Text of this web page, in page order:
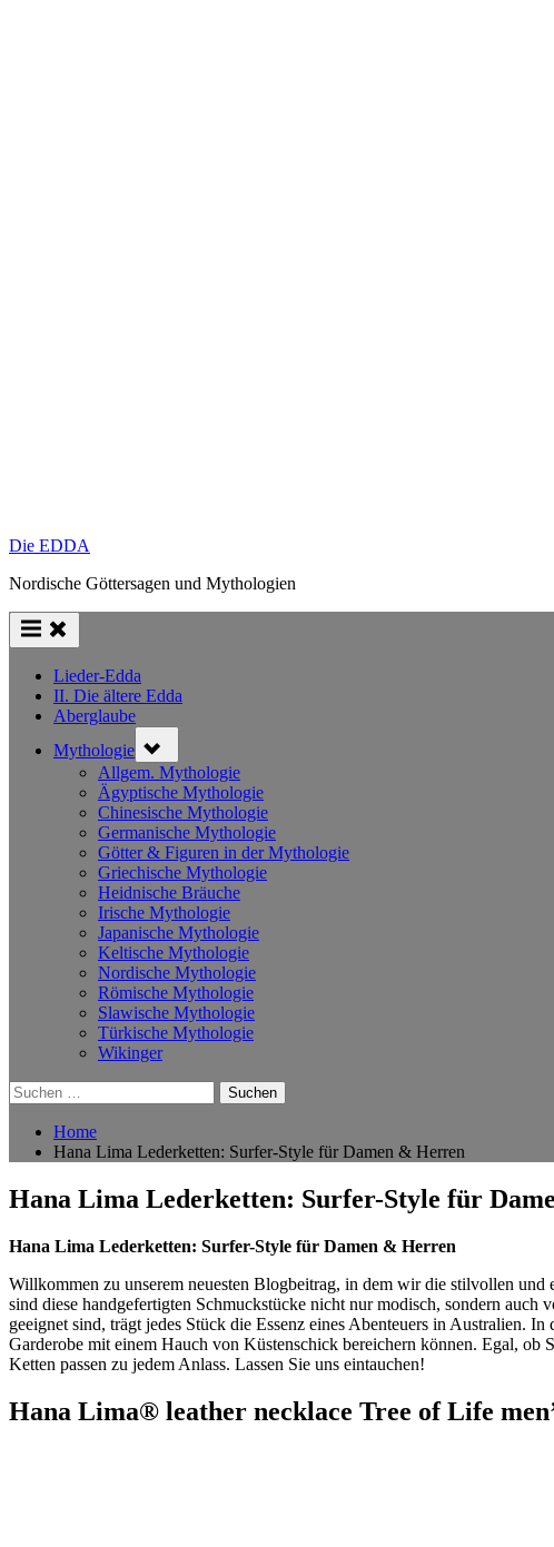
Die EDDA
Nordische Göttersagen und Mythologien
Lieder-Edda
II. Die ältere Edda
Aberglaube
Mythologie sub-
menu
Allgem. Mythologie
Ägyptische Mythologie
Chinesische Mythologie
Germanische Mythologie
Götter & Figuren in der Mythologie
Griechische Mythologie
Heidnische Bräuche
Irische Mythologie
Japanische Mythologie
Keltische Mythologie
Nordische Mythologie
Römische Mythologie
Slawische Mythologie
Türkische Mythologie
Wikinger
Suchen
nach:
Home
Hana Lima Lederketten: Surfer-Style für Damen & Herren
Hana Lima Lederketten: Surfer-Style für
Hana‌ Lima Lederketten: Surfer-Style für Damen & Herren
Willkommen zu unserem ‌neuesten Blogbeitrag, in dem wir ⁤die stilvollen
sind diese handgefertigten Schmuckstücke nicht nur modisch, sondern
geeignet sind, trägt‌ jedes Stück die⁢ Essenz eines​ Abenteuers in ​Australien.
Garderobe mit einem Hauch von⁤ Küstenschick‍ bereichern können. Egal, ob
Ketten passen zu jedem Anlass. Lassen Sie uns eintauchen!
Hana Lima® ⁢leather ‍necklace Tree‌ of Life